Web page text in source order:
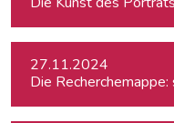
27.11.2024
Die